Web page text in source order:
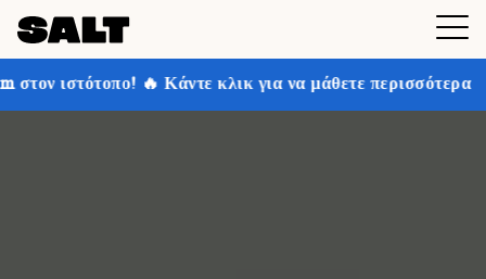
Κάντε κλικ για να μάθετε περισσότερα Κερδίστε